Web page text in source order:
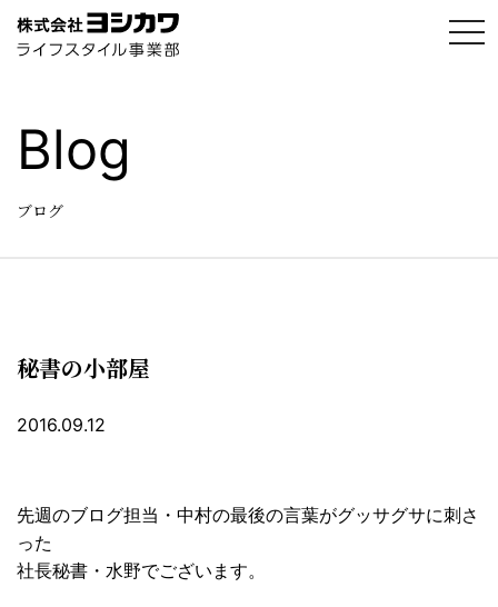
t
o
Blog
ブログ
秘書の小部屋
2016.09.12
先週のブログ担当・中村の最後の言葉がグッサグサに刺さ
った
社長秘書・水野でございます。